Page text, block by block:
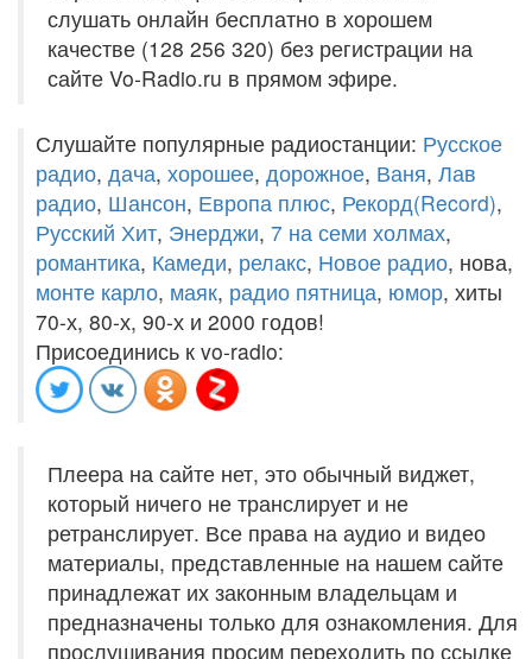
слушать онлайн бесплатно в хорошем
качестве (128 256 320) без регистрации на
сайте Vo-Radio.ru в прямом эфире.
Слушайте популярные радиостанции: Русское
радио, дача, хорошее, дорожное, Ваня, Лав
радио, Шансон, Европа плюс, Рекорд(Record),
Русский Хит, Энерджи, 7 на семи холмах,
романтика, Камеди, релакс, Новое радио, нова,
монте карло, маяк, радио пятница, юмор, хиты
70-х, 80-х, 90-х и 2000 годов!
Присоединись к vo-radio:
Плеера на сайте нет, это обычный виджет,
который ничего не транслирует и не
ретранслирует. Все права на аудио и видео
материалы, представленные на нашем сайте
принадлежат их законным владельцам и
предназначены только для ознакомления. Для
прослушивания просим переходить по ссылке